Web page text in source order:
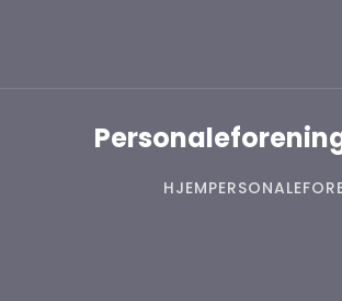
HJEM